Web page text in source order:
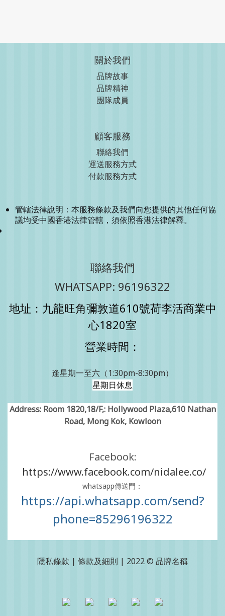
關於我們
品牌故事
品牌精神
團隊成員
顧客服務
聯絡我們
運送服務方式
付款服務方式
管轄法律說明：本服務條款及我們向您提供的其他任何協
議均受中國香港法律管轄，須依照香港法律解釋。
聯絡我們
WHATSAPP: 96196322
地址：九龍旺角彌敦道610號荷李活商業中
心1820室
營業時間：
逢星期一至六（1:30pm-8:30pm）
星期日休息
Address: Room 1820,18/F,: Hollywood Plaza,610 Nathan
Road, Mong Kok, Kowloon
Facebook:
https://www.facebook.com/nidalee.co/
whatsapp傳送門：
https://api.whatsapp.com/send?
phone=85296196322
隱私條款 | 條款及細則 | 2022 © 品牌名稱